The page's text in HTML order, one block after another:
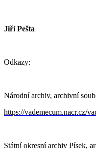
Jiří Pešta
Odkazy:
Národní archiv, archivní
https://vademecum.nacr.cz/
Státní okresní archiv Písek,